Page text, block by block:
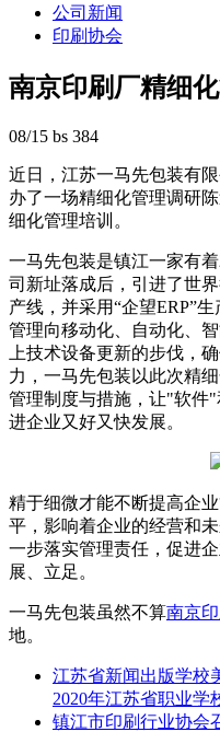
公司新闻
印刷协会
南京印刷厂精细
08/15 bs 384
近日，江苏一马先包装有
办了一场精细化管理调研
细化管理培训。
一马先包装是镇江一家有
司新址落成后，引进了世
产线，并采用“企望ERP”
管理向移动化、自动化、
上技术设备更新的步伐，
力，一马先包装以此次精
管理制度与措施，让"软件
进企业又好又快发展。
精于细微才能不断提高企
平，影响着企业的经营和
一步落实管理责任，促进
展、立足。
一马先包装虽然不算南京印
地。
江苏省新闻出版学校
2020年江苏省职业学
镇江市印刷行业协会